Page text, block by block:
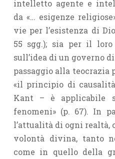
intelletto agente e
da «… esigenze
vie per l’esistenza di
55 sgg.); sia per il loro
sull’idea di un governo
passaggio alla teocrazia
«il principio di
Kant – è applicabile
fenomeni» (p. 67). In
l’attualità di ogni realtà,
volontà divina, tanto
come in quello della